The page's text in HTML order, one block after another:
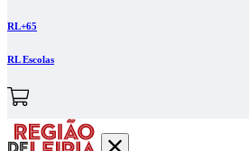
RL+65
RL Escolas